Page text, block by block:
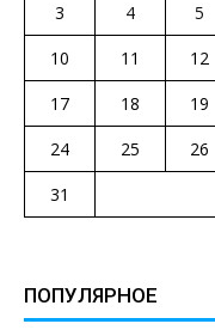
3
4 5
10
11 12
17
18 19
24
25 26
31
ПОПУЛЯРНОЕ